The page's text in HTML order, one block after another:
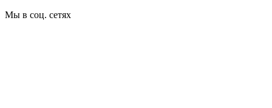
Мы в соц. сетях